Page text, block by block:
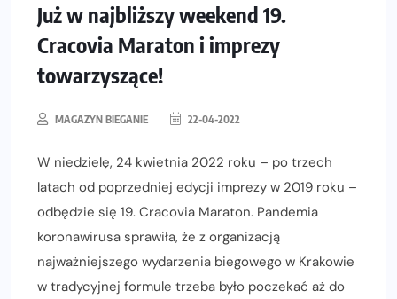
Już w najbliższy weekend 19.
Cracovia Maraton i imprezy
towarzyszące!
MAGAZYN BIEGANIE 22-04-2022
W niedzielę, 24 kwietnia 2022 roku – po trzech
latach od poprzedniej edycji imprezy w 2019 roku –
odbędzie się 19. Cracovia Maraton. Pandemia
koronawirusa sprawiła, że z organizacją
najważniejszego wydarzenia biegowego w Krakowie
w tradycyjnej formule trzeba było poczekać aż do